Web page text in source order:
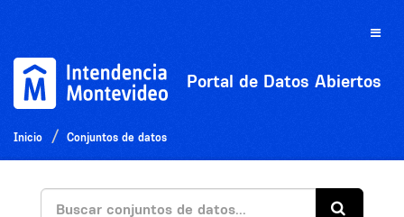
Toggle
Portal de Datos Abiertos
Inicio Conjuntos de datos